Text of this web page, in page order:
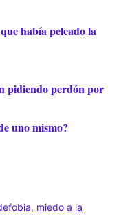
había peleado la
pidiendo perdón por
uno mismo?
, miedo a la